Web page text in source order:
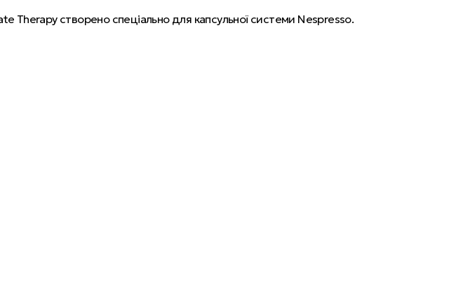
Therapy створено спеціально для капсульної системи Nespresso.